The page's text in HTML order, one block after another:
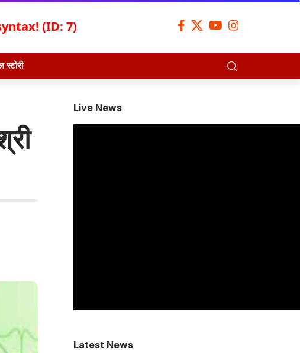
(ID: 7)
स्टोरी
Live News
Latest News